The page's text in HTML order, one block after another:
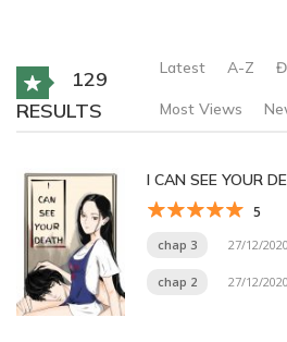
129
RESULTS
Latest A-Z
Most Views
I CAN SEE YOUR
5
chap 3 27/12/2020
chap 2 27/12/2020